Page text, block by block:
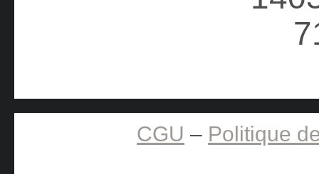
CGU – Politique